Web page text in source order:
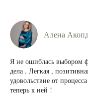
Алена
Я не ошиблась выбором
дела . Легкая ,
удовольствие от
теперь к ней !